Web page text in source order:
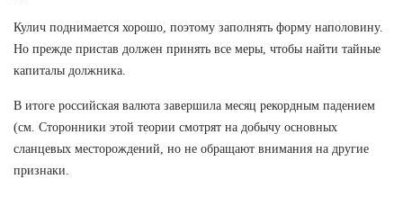
Кулич поднимается хорошо, поэтому заполнять форму наполовину.
Но прежде пристав должен принять все меры, чтобы найти тайные
капиталы должника.
В итоге российская валюта завершила месяц рекордным падением
(см. Сторонники этой теории смотрят на добычу основных
сланцевых месторождений, но не обращают внимания на другие
признаки.